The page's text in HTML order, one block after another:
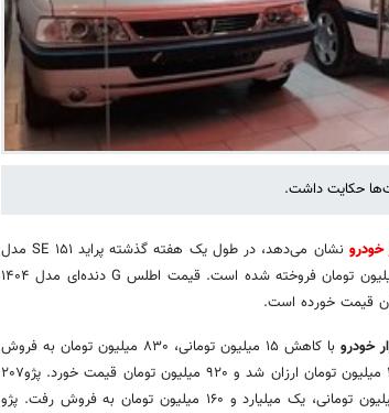
حکایت داشت.
خودرو
نشان می‌دهد، در طول یک هفته گذشته پراید ۱۵۱ SE مدل
۱۴۰۴ با کاهش ۵ میلیون تومانی، به قیمت ۴۲۰ میلیون تومان فروخته شده است. قیمت اطلس G دنده‌ای مدل ۱۴۰۴
خودرو
با کاهش ۱۵ میلیون تومانی، ۸۳۰ میلیون تومان به فروش
رفت. پژو ۲۰۷ پانوراما دنده‌ای مدل ۱۴۰۴ در بازار ۱۰ میلیون تومان ارزان شد و ۹۲۰ میلیون تومان قیمت خورد. پژو۲۰۷
پانوراما اتوماتیک TU۵P مدل ۱۴۰۴ با کاهش ۱۵ میلیون تومانی، یک میلیارد و ۱۶۰ میلیون تومان به فروش رفت. پژو